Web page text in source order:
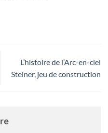
L’histoire de l’Arc-en-ciel
Steiner, jeu de construction